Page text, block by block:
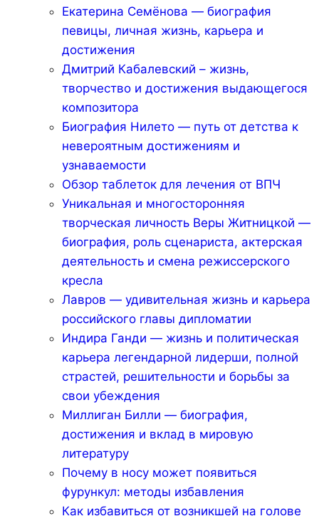
Екатерина Семёнова — биография
певицы, личная жизнь, карьера и
достижения
Дмитрий Кабалевский – жизнь,
творчество и достижения выдающегося
композитора
Биография Нилето — путь от детства к
невероятным достижениям и
узнаваемости
Обзор таблеток для лечения от ВПЧ
Уникальная и многосторонняя
творческая личность Веры Житницкой —
биография, роль сценариста, актерская
деятельность и смена режиссерского
кресла
Лавров — удивительная жизнь и карьера
российского главы дипломатии
Индира Ганди — жизнь и политическая
карьера легендарной лидерши, полной
страстей, решительности и борьбы за
свои убеждения
Миллиган Билли — биография,
достижения и вклад в мировую
литературу
Почему в носу может появиться
фурункул: методы избавления
Как избавиться от возникшей на голове